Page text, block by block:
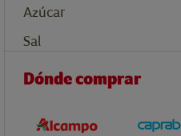
Azúcar
Sal
Dónde comprar